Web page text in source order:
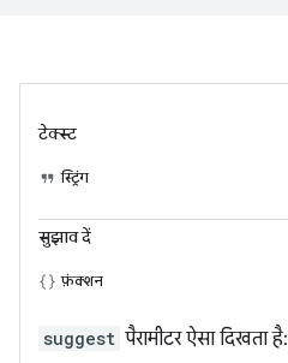
टेक्स्ट
स्ट्रिंग
सुझाव दें
फ़ंक्शन
suggest पैरामीटर ऐसा दिखता है: